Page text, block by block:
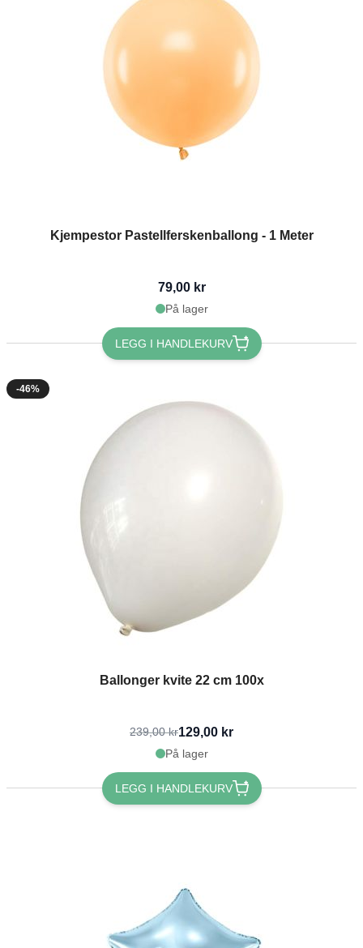
Kjempestor Pastellferskenballong - 1 Meter
79,00 kr
På lager
LEGG I HANDLEKURV
-46%
Ballonger kvite 22 cm 100x
239,00 kr129,00 kr
På lager
LEGG I HANDLEKURV